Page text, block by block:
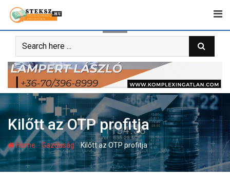
content
Kilőtt az OTP profitja
Home-Gazdaság-Kilőtt az OTP profitja